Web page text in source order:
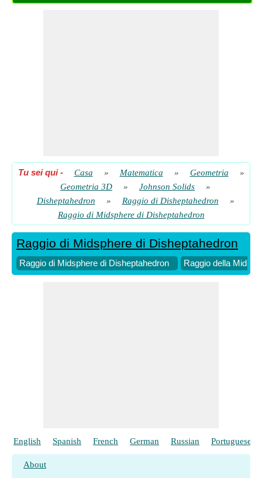
Tu sei qui- Casa » Matematica » Geometria
»
Geometria 3D
» Johnson Solids
»
Disheptahedron
» Raggio di Disheptahedron
»
Raggio di Midsphere di Disheptahedron
Raggio di Midsphere di Disheptahedron
Raggio di Midsphere di Disheptahedron Raggio della
English Spanish French German Russian Portuguese
About